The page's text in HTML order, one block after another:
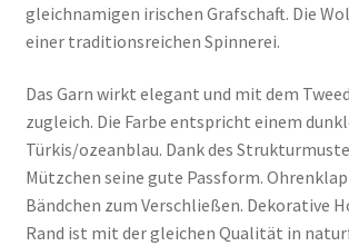
gleichnamigen irischen Grafschaft. Die
einer traditionsreichen Spinnerei.
Das Garn wirkt elegant und mit dem
zugleich. Die Farbe entspricht einem
Türkis/ozeanblau. Dank des
Mützchen seine gute Passform.
Bändchen zum Verschließen. Dekorative
Rand ist mit der gleichen Qualität in